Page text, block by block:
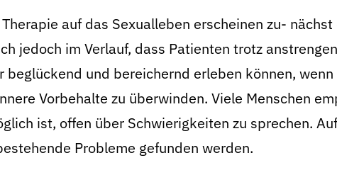
auf das Sexualleben erscheinen zu- nächst
jedoch im Verlauf, dass Patienten trotz
beglückend und bereichernd erleben können,
Vorbehalte zu überwinden. Viele Menschen
ist, offen über Schwierigkeiten zu sprechen.
Probleme gefunden werden.